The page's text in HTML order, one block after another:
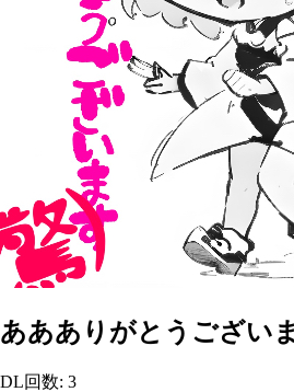
ああありがとうござい
DL回数: 3